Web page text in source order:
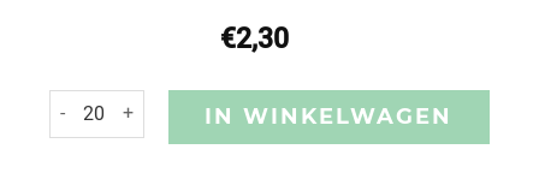
€2,30
IN WINKELWAGEN